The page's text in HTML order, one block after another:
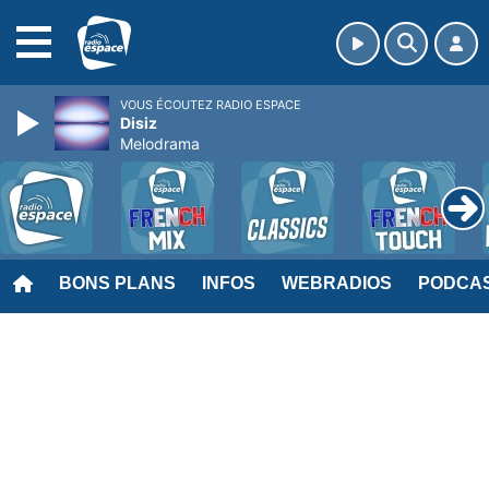
BONS PLANS INFOS WEBRADIOS
VOUS ÉCOUTEZ RADIO ESPACE
Disiz
Melodrama